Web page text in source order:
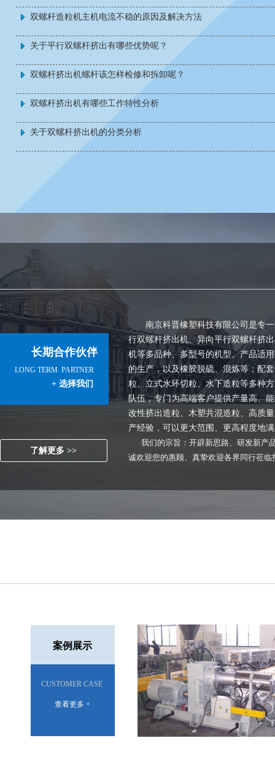
双螺杆造粒机主机电流不稳的原因及解决方法
关于平行双螺杆挤出有哪些优势呢？
双螺杆挤出机螺杆该怎样检修和拆卸呢？
双螺杆挤出机有哪些工作特性分析
关于双螺杆挤出机的分类分析
长期合作伙伴
LONG TERM PARTNER
+ 选择我们
了解更多 >>
南京科晋橡塑科技有限公司是专一
行双螺杆挤出机、异向平行双螺杆挤
机等多品种、多型号的机型。产品适
的生产，以及橡胶脱硫、混炼等；配
粒、立式水环切粒、水下造粒等多种
队伍，专门为高端客户提供产量高、
改性挤出造粒、木塑共混造粒、高质
产经验，可以更大范围、更高程度地
我们的宗旨：开辟新思路、研发新产
诚欢迎您的惠顾、真挚欢迎各界同行莅临
案例展示
CUSTOMER CASE
查看更多 +